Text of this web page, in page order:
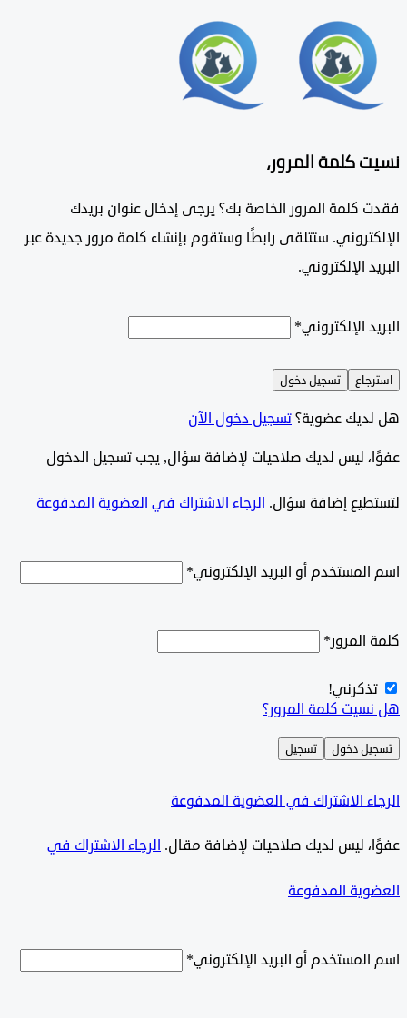
كلمة المرور،
كلمة المرور الخاصة بك؟ يرجى إدخال عنوان بريدك
ستتلقى رابطًا وستقوم بإنشاء كلمة مرور جديدة عبر
الإلكتروني.
الإلكتروني*
تسجيل دخول
عضوية؟تسجيل دخول الآن
ليس لديك صلاحيات لإضافة سؤال, يجب تسجيل الدخول
إضافة سؤال.الرجاء الاشتراك في العضوية المدفوعة
أو البريد الإلكتروني*
*
كلمة المرور؟
دخول تسجيل
الاشتراك في العضوية المدفوعة
ليس لديك صلاحيات لإضافة مقال.الرجاء الاشتراك في
المدفوعة
أو البريد الإلكتروني*